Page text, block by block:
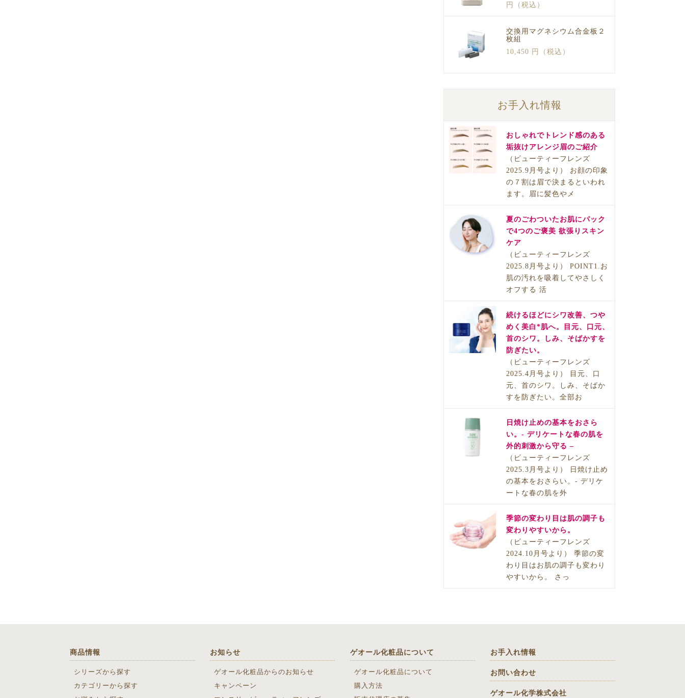
円（税込）
交換用マグネシウム合金板２
枚組
10,450 円（税込）
お手入れ情報
おしゃれでトレンド感のある
垢抜けアレンジ眉のご紹介
（ビューティーフレンズ
2025.9月号より） お顔の印象
の７割は眉で決まるといわれ
ます。眉に髪色やメ
夏のごわついたお肌にパック
で4つのご褒美 欲張りスキン
ケア
（ビューティーフレンズ
2025.8月号より） POINT1.お
肌の汚れを吸着してやさしく
オフする 活
続けるほどにシワ改善、つや
めく美白*肌へ。目元、口元、
首のシワ。しみ、そばかすを
防ぎたい。
（ビューティーフレンズ
2025.4月号より） 目元、口
元、首のシワ。しみ、そばか
すを防ぎたい。全部お
日焼け止めの基本をおさら
い。- デリケートな春の肌を
外的刺激から守る –
（ビューティーフレンズ
2025.3月号より） 日焼け止め
の基本をおさらい。- デリケ
ートな春の肌を外
季節の変わり目は肌の調子も
変わりやすいから。
（ビューティーフレンズ
2024.10月号より） 季節の変
わり目はお肌の調子も変わり
やすいから。 さっ
商品情報
シリーズから探す
カテゴリーから探す
お知らせ
ゲオール化粧品からのお知らせ
キャンペーン
ゲオール化粧品について
ゲオール化粧品について
購入方法
お手入れ情報
お問い合わせ
ゲオール化学株式会社